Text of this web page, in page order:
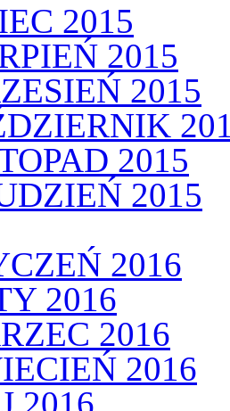
2015
2015
2015
2015
2015
2016
2016
2016
2016
2016